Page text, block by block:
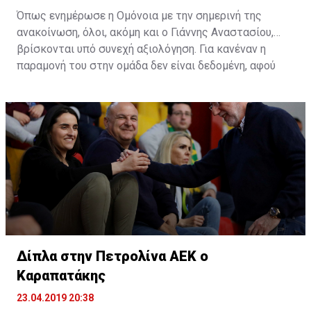
Όπως ενημέρωσε η Ομόνοια με την σημερινή της
ανακοίνωση, όλοι, ακόμη και ο Γιάννης Αναστασίου,
βρίσκονται υπό συνεχή αξιολόγηση. Για κανέναν η
παραμονή του στην ομάδα δεν είναι δεδομένη, αφού
Δίπλα στην Πετρολίνα ΑΕΚ ο
Καραπατάκης
23.04.2019 20:38